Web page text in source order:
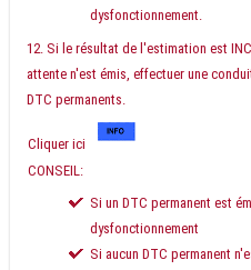
dysfonctionnement.
Si le résultat de l'estimation est
attente n'est émis, effectuer une
DTC permanents.
Cliquer ici
CONSEIL:
Si un DTC permanent est
dysfonctionnement
Si aucun DTC permanent